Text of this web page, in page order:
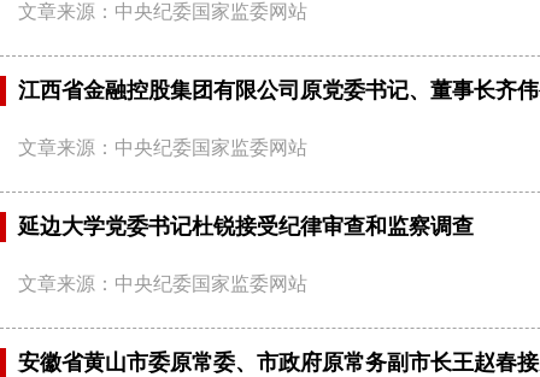
文章来源：中央纪委国家监委网站
江西省金融控股集团有限公司原党委书记、董事长齐
文章来源：中央纪委国家监委网站
延边大学党委书记杜锐接受纪律审查和监察调查
文章来源：中央纪委国家监委网站
安徽省黄山市委原常委、市政府原常务副市长王赵春